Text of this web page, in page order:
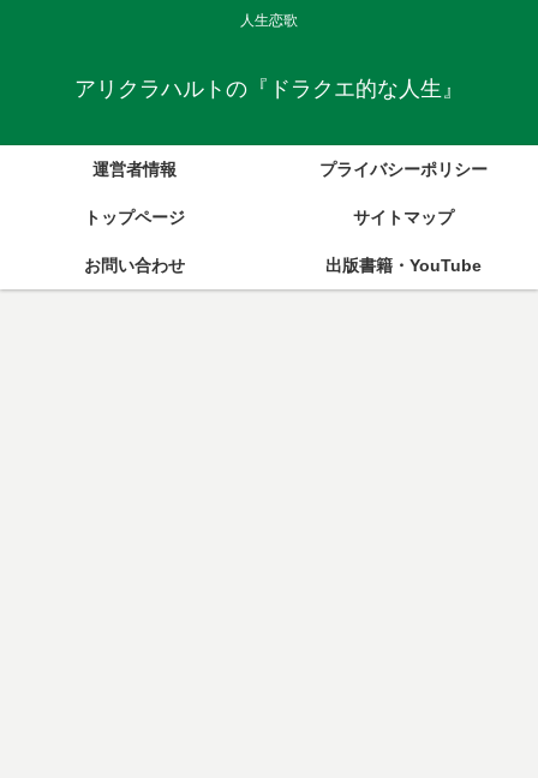
人生恋歌
アリクラハルトの『ドラクエ的な人生』
運営者情報 プライバシーポリシー
トップページ サイトマップ
お問い合わせ 出版書籍・YouTube